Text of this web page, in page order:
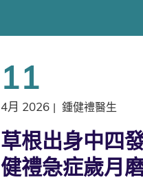
11
4月 2026 | 鍾健禮醫生
草根出身中四
健禮急症歲月